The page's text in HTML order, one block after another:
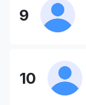
9
10